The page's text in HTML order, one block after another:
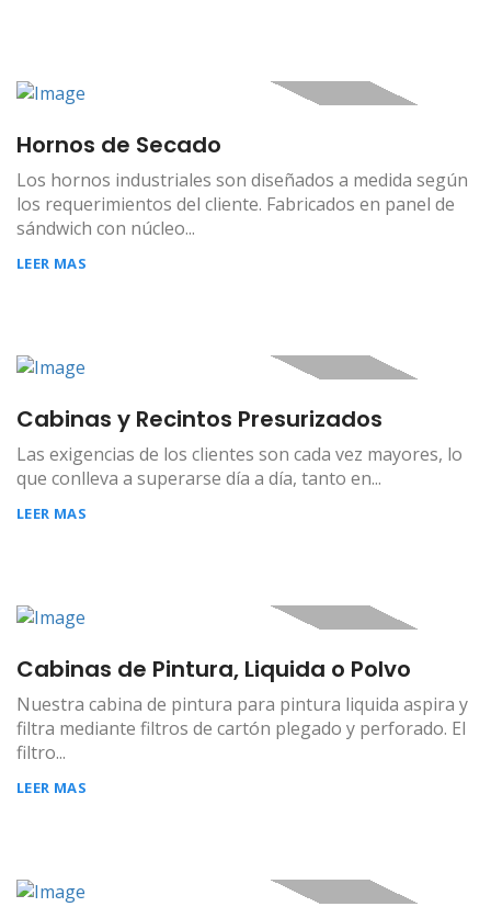
Hornos de Secado
Los hornos industriales son diseñados a medida según
los requerimientos del cliente. Fabricados en panel de
sándwich con núcleo...
LEER MAS
Cabinas y Recintos Presurizados
Las exigencias de los clientes son cada vez mayores, lo
que conlleva a superarse día a día, tanto en...
LEER MAS
Cabinas de Pintura, Liquida o Polvo
Nuestra cabina de pintura para pintura liquida aspira y
filtra mediante filtros de cartón plegado y perforado. El
filtro...
LEER MAS